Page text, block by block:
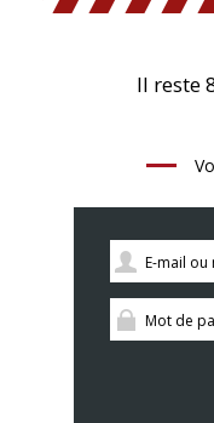
Il reste